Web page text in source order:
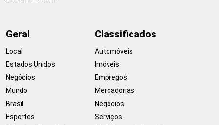
Geral
Local
Estados Unidos
Negócios
Mundo
Brasil
Esportes
Classificados
Automóveis
Imóveis
Empregos
Mercadorias
Negócios
Serviços